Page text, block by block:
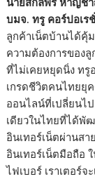
บมจ. ทรู คอร์ปอเร
ลูกค้าเน็ตบ้านได้คุ้
ความต้องการของ
ที่ไม่เคยหยุดนิ่ง ท
เกรดชีวิตคนไทยยุ
ออนไลน์ที่เปลี่ยนไ
เดียวในไทยที่ได้พัฒ
อินเทอร์เน็ตผ่านส
อินเทอร์เน็ตมือถือ
ไฟเบอร์ เราเตอร์